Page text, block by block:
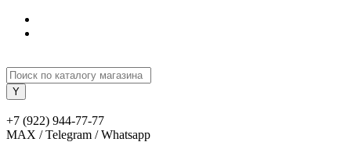
+7 (922) 944-77-77
MAX / Telegram / Whatsapp